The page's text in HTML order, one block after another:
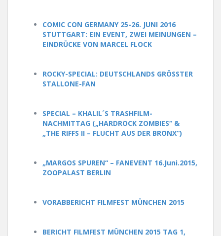
COMIC CON GERMANY 25-26. JUNI 2016
STUTTGART: EIN EVENT, ZWEI MEINUNGEN –
EINDRÜCKE VON MARCEL FLOCK
ROCKY-SPECIAL: DEUTSCHLANDS GRÖSSTER
STALLONE-FAN
SPECIAL – KHALIL´S TRASHFILM-
NACHMITTAG („HARDROCK ZOMBIES“ &
„THE RIFFS II – FLUCHT AUS DER BRONX“)
„MARGOS SPUREN“ – FANEVENT 16.Juni.2015,
ZOOPALAST BERLIN
VORABBERICHT FILMFEST MÜNCHEN 2015
BERICHT FILMFEST MÜNCHEN 2015 TAG 1,